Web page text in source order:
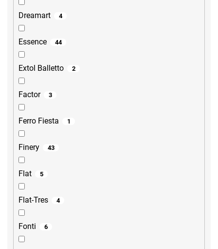
Dreamart 4
Essence 44
Extol Balletto 2
Factor 3
Ferro Fiesta 1
Finery 43
Flat 5
Flat-Tres 4
Fonti 6